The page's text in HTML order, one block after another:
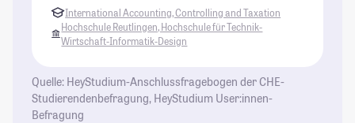
International Accounting, Controlling and Taxation
Hochschule Reutlingen, Hochschule für Technik-
Wirtschaft-Informatik-Design
Quelle: HeyStudium-Anschlussfragebogen der CHE-
Studierendenbefragung, HeyStudium User:innen-
Befragung